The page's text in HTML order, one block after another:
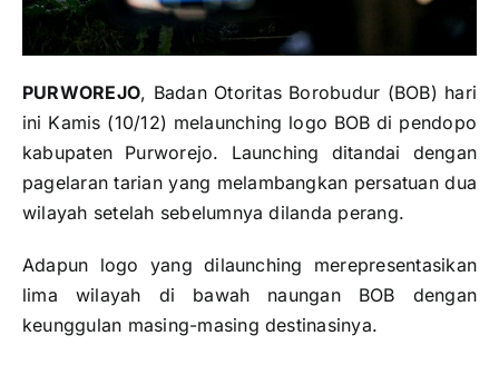
PURWOREJO, Badan Otoritas Borobudur (BOB) hari
ini Kamis (10/12) melaunching logo BOB di pendopo
kabupaten Purworejo. Launching ditandai dengan
pagelaran tarian yang melambangkan persatuan dua
wilayah setelah sebelumnya dilanda perang.
Adapun logo yang dilaunching merepresentasikan
lima wilayah di bawah naungan BOB dengan
keunggulan masing-masing destinasinya.